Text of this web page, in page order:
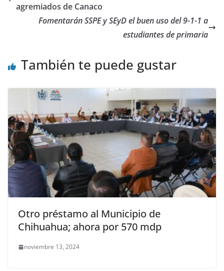
agremiados de Canaco
Fomentarán SSPE y SEyD el buen uso del 9-1-1 a
estudiantes de primaria
También te puede gustar
Otro préstamo al Municipio de
Chihuahua; ahora por 570 mdp
noviembre 13, 2024